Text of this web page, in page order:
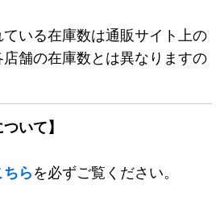
いる在庫数は通販サイト上の
舗の在庫数とは異なりますの
いて】
ちらを必ずご覧ください。